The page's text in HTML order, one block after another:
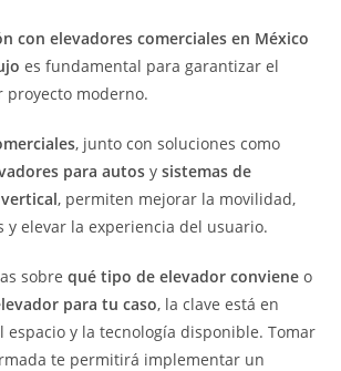
con elevadores comerciales en México
es fundamental para garantizar el
proyecto moderno.
, junto con soluciones como
para autos ysistemas de
, permiten mejorar la movilidad,
y elevar la experiencia del usuario.
sobrequé tipo de elevador conviene o
para tu caso, la clave está en
espacio y la tecnología disponible. Tomar
te permitirá implementar un